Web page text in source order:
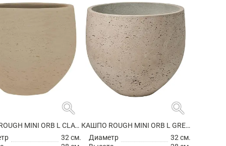
search
КАШПО ROUGH MINI ORB L CLAY WASHED
32 см.
search
КАШПО ROUGH MINI ORB L GREY WASHED
Диаметр
32 см.